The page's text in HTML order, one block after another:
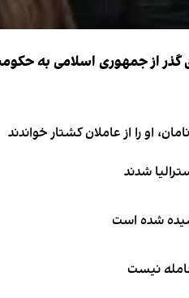
گذر از جمهوری اسلامی به
او را از عاملان کشتار خواندند
شده است
نیست